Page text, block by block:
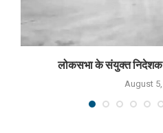
लोकसभा के संयुक्त निदेशक
August